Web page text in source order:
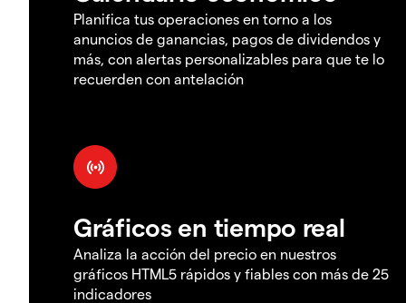
Planifica tus operaciones en torno a los
anuncios de ganancias, pagos de dividendos y
más, con alertas personalizables para que te lo
recuerden con antelación
Gráficos en tiempo real
Analiza la acción del precio en nuestros
gráficos HTML5 rápidos y fiables con más de 25
indicadores